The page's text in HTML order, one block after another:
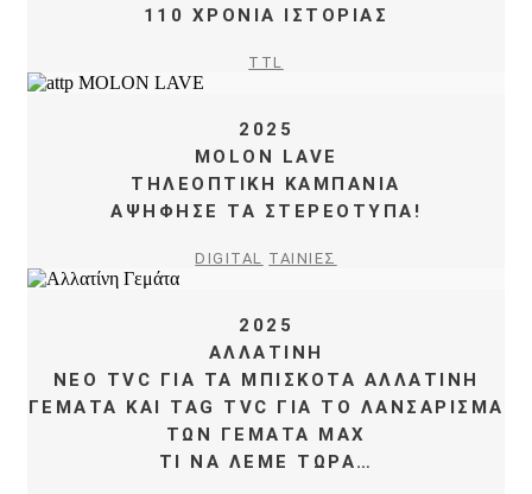
110 ΧΡΟΝΙΑ ΙΣΤΟΡΙΑΣ
TTL
2025
MOLON LAVE
ΤΗΛΕΟΠΤΙΚΗ ΚΑΜΠΑΝΙΑ
ΑΨΗΦΗΣΕ ΤΑ ΣΤΕΡΕΟΤΥΠΑ!
DIGITAL ΤΑΙΝΙΕΣ
2025
ΑΛΛΑΤΙΝΗ
ΝΕΟ TVC ΓΙΑ ΤΑ ΜΠΙΣΚΟΤΑ ΑΛΛΑΤΙΝΗ
ΓΕΜΑΤΑ ΚΑΙ TAG TVC ΓΙΑ ΤΟ ΛΑΝΣΑΡΙΣΜΑ
ΤΩΝ ΓΕΜΑΤΑ MAX
ΤΙ ΝΑ ΛΕΜΕ ΤΩΡΑ…